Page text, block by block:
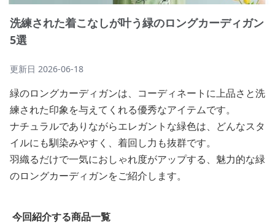
洗練された着こなしが叶う緑のロングカーディガン
5選
更新日 2026-06-18
緑のロングカーディガンは、コーディネートに上品さと洗
練された印象を与えてくれる優秀なアイテムです。
ナチュラルでありながらエレガントな緑色は、どんなスタ
イルにも馴染みやすく、着回し力も抜群です。
羽織るだけで一気におしゃれ度がアップする、魅力的な緑
のロングカーディガンをご紹介します。
今回紹介する商品一覧